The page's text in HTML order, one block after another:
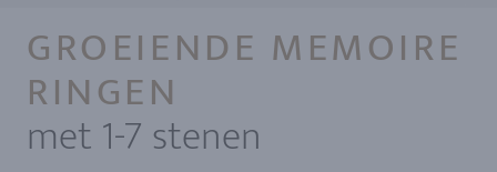
GROEIENDE MEMOIRE
RINGEN
met 1-7 stenen